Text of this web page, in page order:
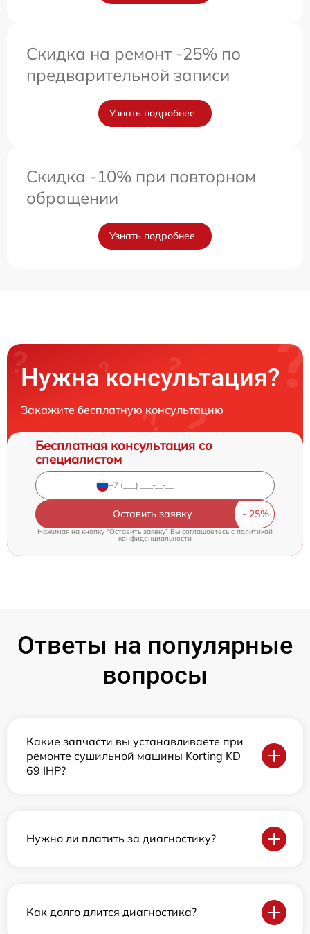
Скидка на ремонт -25% по
предварительной записи
Узнать подробнее
Скидка -10% при повторном
обращении
Узнать подробнее
Нужна консультация?
Закажите бесплатную консультацию
Бесплатная консультация со
специалистом
Оставить заявку
Нажимая на кнопку "Оставить заявку" Вы соглашаетесь cполитикой
конфиденциальности
Ответы на популярные
вопросы
Какие запчасти вы устанавливаете при
ремонте сушильной машины Korting KD
69 IHP?
Нужно ли платить за диагностику?
Как долго длится диагностика?